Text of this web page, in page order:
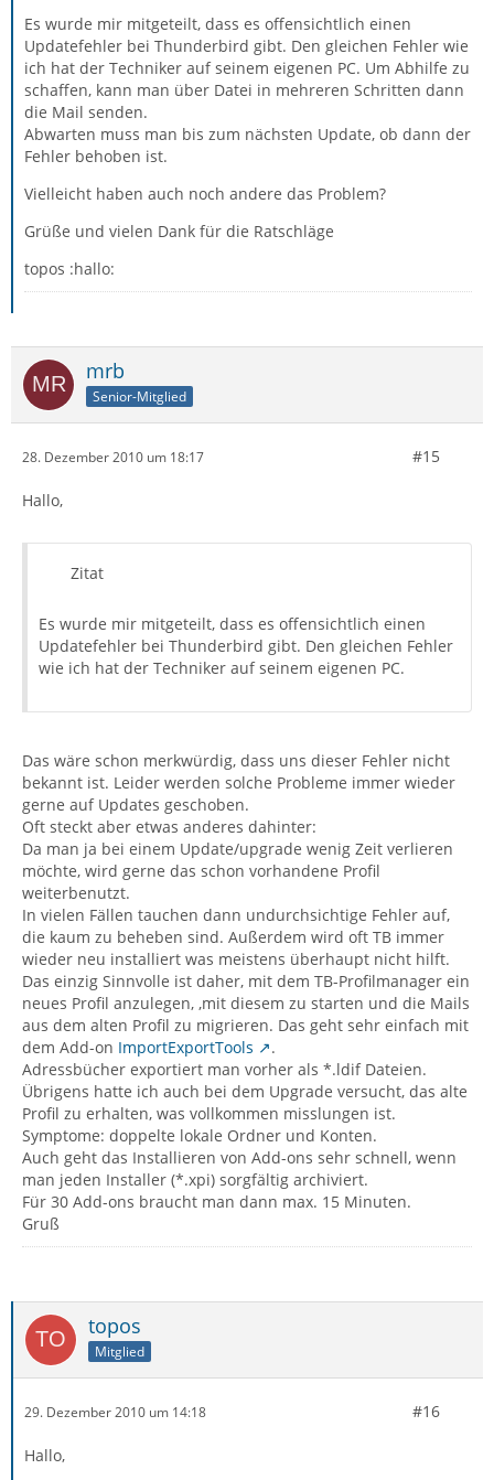
Es wurde mir mitgeteilt, dass es offensichtlich einen
Updatefehler bei Thunderbird gibt. Den gleichen Fehler wie
ich hat der Techniker auf seinem eigenen PC. Um Abhilfe zu
schaffen, kann man über Datei in mehreren Schritten dann
die Mail senden.
Abwarten muss man bis zum nächsten Update, ob dann der
Fehler behoben ist.
Vielleicht haben auch noch andere das Problem?
Grüße und vielen Dank für die Ratschläge
topos :hallo:
mrb
Senior-Mitglied
28. Dezember 2010 um 18:17 #15
Hallo,
Zitat
Es wurde mir mitgeteilt, dass es offensichtlich einen
Updatefehler bei Thunderbird gibt. Den gleichen Fehler
wie ich hat der Techniker auf seinem eigenen PC.
Das wäre schon merkwürdig, dass uns dieser Fehler nicht
bekannt ist. Leider werden solche Probleme immer wieder
gerne auf Updates geschoben.
Oft steckt aber etwas anderes dahinter:
Da man ja bei einem Update/upgrade wenig Zeit verlieren
möchte, wird gerne das schon vorhandene Profil
weiterbenutzt.
In vielen Fällen tauchen dann undurchsichtige Fehler auf,
die kaum zu beheben sind. Außerdem wird oft TB immer
wieder neu installiert was meistens überhaupt nicht hilft.
Das einzig Sinnvolle ist daher, mit dem TB-Profilmanager ein
neues Profil anzulegen, ,mit diesem zu starten und die Mails
aus dem alten Profil zu migrieren. Das geht sehr einfach mit
dem Add-on ImportExportTools
.
Adressbücher exportiert man vorher als *.ldif Dateien.
Übrigens hatte ich auch bei dem Upgrade versucht, das alte
Profil zu erhalten, was vollkommen misslungen ist.
Symptome: doppelte lokale Ordner und Konten.
Auch geht das Installieren von Add-ons sehr schnell, wenn
man jeden Installer (*.xpi) sorgfältig archiviert.
Für 30 Add-ons braucht man dann max. 15 Minuten.
Gruß
topos
Mitglied
29. Dezember 2010 um 14:18 #16
Hallo,